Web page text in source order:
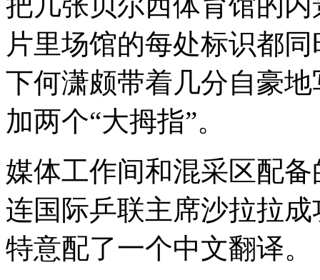
片里场馆的每处标识都
下何潇颇带着几分自豪
加两个“大拇指”。
媒体工作间和混采区配
连国际乒联主席沙拉拉
特意配了一个中文翻译。